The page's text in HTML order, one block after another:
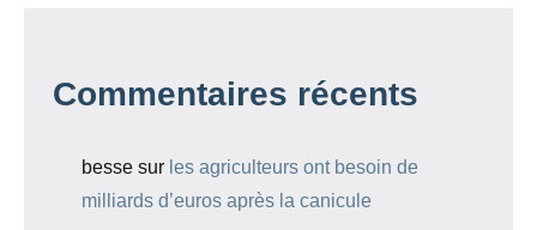
Commentaires récents
besse sur les agriculteurs ont besoin de
milliards d’euros après la canicule